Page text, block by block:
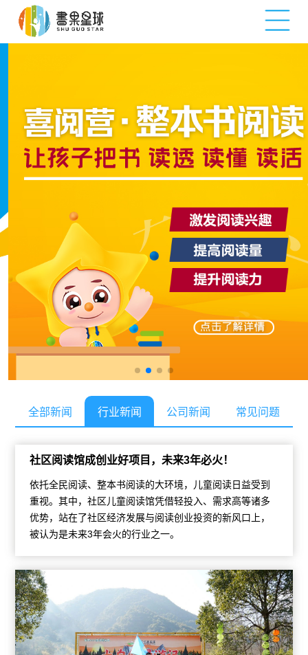
全部新闻 行业新闻 公司新闻 常见问题
社区阅读馆成创业好项目，未来3年必火！
依托全民阅读、整本书阅读的大环境，儿童阅读日益受到
重视。其中，社区儿童阅读馆凭借轻投入、需求高等诸多
优势，站在了社区经济发展与阅读创业投资的新风口上，
被认为是未来3年会火的行业之一。